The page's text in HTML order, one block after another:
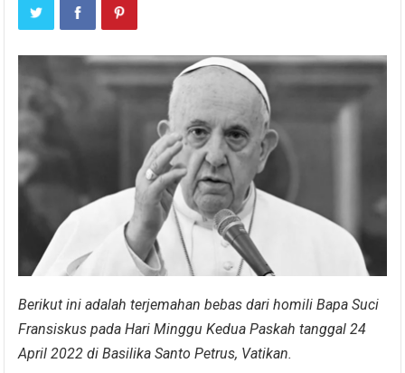
Berikut ini adalah terjemahan bebas dari homili Bapa Suci
Fransiskus pada Hari Minggu Kedua Paskah tanggal 24
April 2022 di Basilika Santo Petrus, Vatikan.